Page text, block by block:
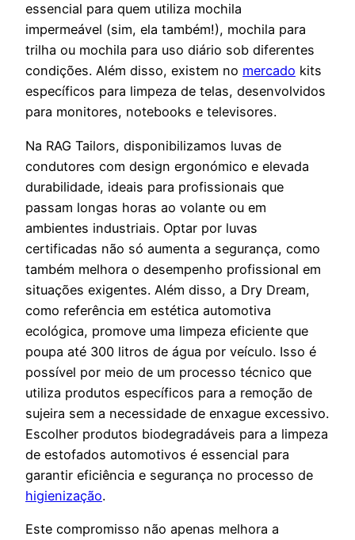
essencial para quem utiliza mochila
impermeável (sim, ela também!), mochila para
trilha ou mochila para uso diário sob diferentes
condições. Além disso, existem no mercado kits
específicos para limpeza de telas, desenvolvidos
para monitores, notebooks e televisores.
Na RAG Tailors, disponibilizamos luvas de
condutores com design ergonómico e elevada
durabilidade, ideais para profissionais que
passam longas horas ao volante ou em
ambientes industriais. Optar por luvas
certificadas não só aumenta a segurança, como
também melhora o desempenho profissional em
situações exigentes. Além disso, a Dry Dream,
como referência em estética automotiva
ecológica, promove uma limpeza eficiente que
poupa até 300 litros de água por veículo. Isso é
possível por meio de um processo técnico que
utiliza produtos específicos para a remoção de
sujeira sem a necessidade de enxague excessivo.
Escolher produtos biodegradáveis para a limpeza
de estofados automotivos é essencial para
garantir eficiência e segurança no processo de
higienização.
Este compromisso não apenas melhora a